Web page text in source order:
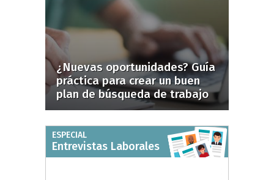
¿Nuevas oportunidades? Guía
práctica para crear un buen
plan de búsqueda de trabajo
ESPECIAL
Entrevistas Laborales